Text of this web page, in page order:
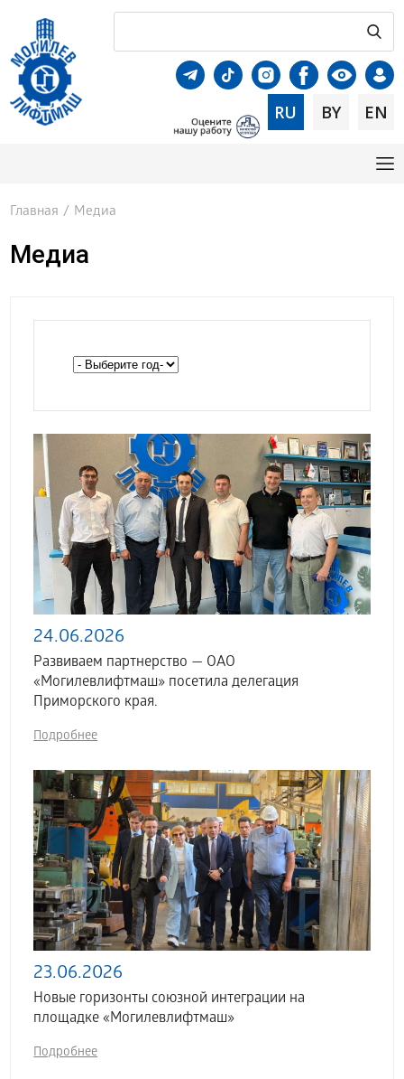
RU BY EN
Главная / Медиа
Медиа
24.06.2026
Развиваем партнерство — ОАО
«Могилевлифтмаш» посетила делегация
Приморского края.
Подробнее
23.06.2026
Новые горизонты союзной интеграции на
площадке «Могилевлифтмаш»
Подробнее